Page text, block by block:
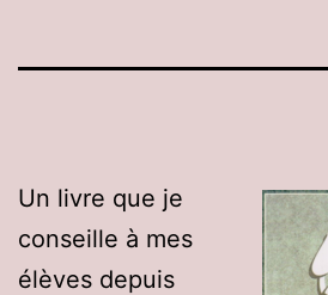
Un livre que je
conseille à mes
élèves depuis